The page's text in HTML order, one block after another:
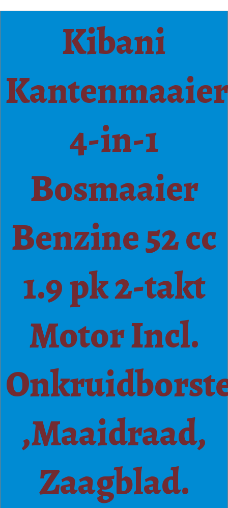
Kibani
Kantenmaaier
4-in-1
Bosmaaier
Benzine 52 cc
1.9 pk 2-takt
Motor Incl.
,Maaidraad,
Zaagblad.